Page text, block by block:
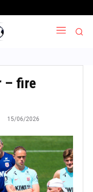
– fire
15/06/2026